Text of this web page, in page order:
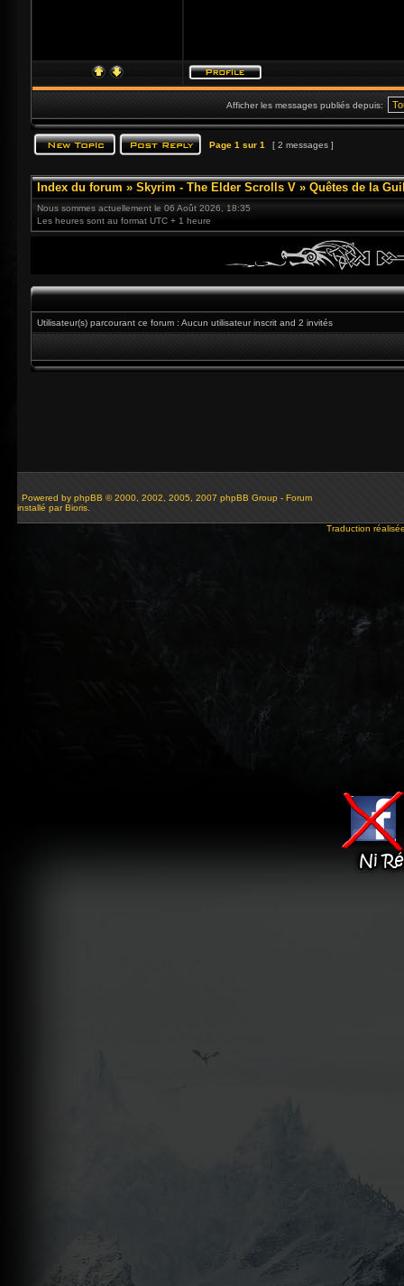
Afficher les messages publiés depuis:
Page 1 sur 1 [ 2 messages ]
Index du forum » Skyrim - The Elder Scrolls V » Quêtes de la
Nous sommes actuellement le 06 Août 2026, 18:35
Les heures sont au format UTC + 1 heure
Utilisateur(s) parcourant ce forum : Aucun utilisateur inscrit and 2 invités
Powered by phpBB © 2000, 2002, 2005, 2007 phpBB Group - Forum
installé par Bioris.
Traduction